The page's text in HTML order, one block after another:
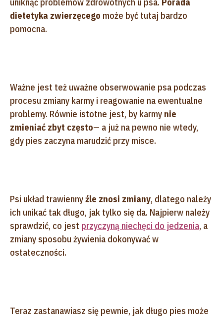
dietetyka zwierzęcego może być tutaj bardzo
pomocna.
Ważne jest też uważne obserwowanie psa podczas
procesu zmiany karmy i reagowanie na ewentualne
problemy. Równie istotne jest, by karmy nie
zmieniać zbyt często— a już na pewno nie wtedy,
gdy pies zaczyna marudzić przy misce.
Psi układ trawiennyźle znosi zmiany, dlatego należy
ich unikać tak długo, jak tylko się da. Najpierw należy
sprawdzić, co jest przyczyną niechęci do jedzenia, a
zmiany sposobu żywienia dokonywać w
ostateczności.
Teraz zastanawiasz się pewnie, jak długo pies może